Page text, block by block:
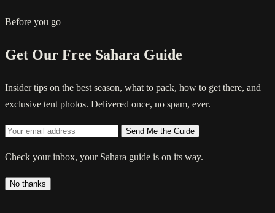
Before you go
Get Our Free Sahara Guide
Insider tips on the best season, what to pack, how to get there, and
exclusive tent photos. Delivered once, no spam, ever.
Send Me the Guide
Check your inbox, your Sahara guide is on its way.
No thanks